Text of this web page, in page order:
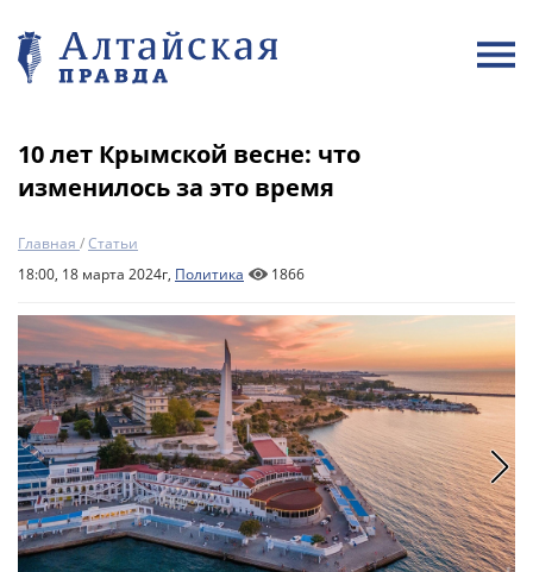
10 лет Крымской весне: что
изменилось за это время
Главная /Статьи
18:00, 18 марта 2024г, Политика 1866